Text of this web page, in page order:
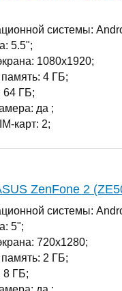
системы:
5.5";
1080x1920;
4 ГБ;
64 ГБ;
да ;
карт: 2;
ZenFone 2
системы:
5";
720x1280;
2 ГБ;
8 ГБ;